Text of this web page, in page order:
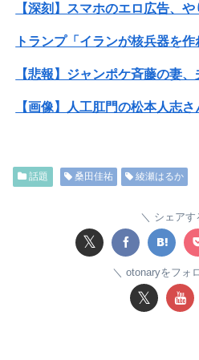
【深刻】スマホのエロ広告、
話題 桑田佳祐 綾瀬はるか
シェアす
𝕏
otonaryをフォ
𝕏